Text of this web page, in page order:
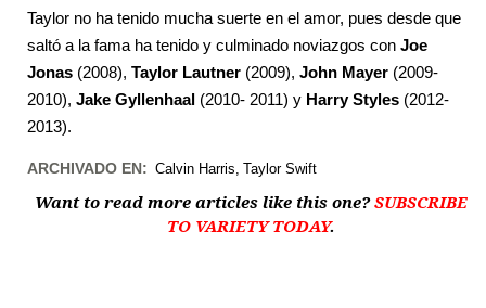
Taylor no ha tenido mucha suerte en el amor, pues desde que
saltó a la fama ha tenido y culminado noviazgos con Joe
Jonas (2008), Taylor Lautner (2009), John Mayer (2009-
2010), Jake Gyllenhaal (2010- 2011) y Harry Styles (2012-
2013).
ARCHIVADO EN: Calvin Harris Taylor Swift
Want to read more articles like this one?SUBSCRIBE
TO VARIETY TODAY.